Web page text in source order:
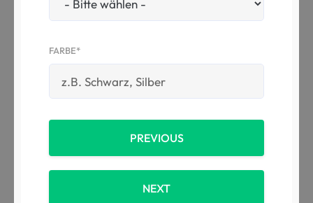
FARBE*
PREVIOUS
NEXT